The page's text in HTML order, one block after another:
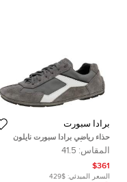
برادا سبورت
حذاء رياضي برادا سبورت نايلون
وسويدي أبيض/رصاصي منخفض من
أعلى مقاس 41.5
المقاس: 41.5
$361
السعر المبدئي: $429